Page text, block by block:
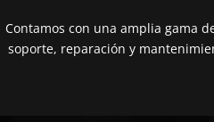
Contamos con una amplia gama
soporte, reparación y